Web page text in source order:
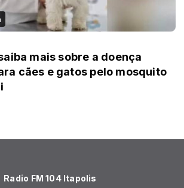
mais sobre a doença
cães e gatos pelo mosquito
Radio FM 104 Itapolis